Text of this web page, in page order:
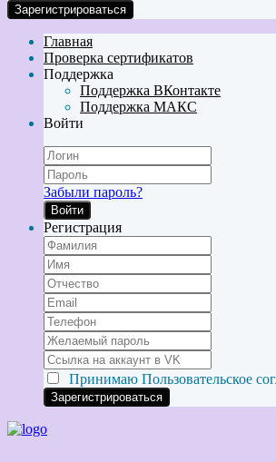
Главная
Проверка сертификатов
Поддержка
Поддержка ВКонтакте
Поддержка МАКС
Войти
Забыли пароль?
Войти
Регистрация
Принимаю Пользовательское